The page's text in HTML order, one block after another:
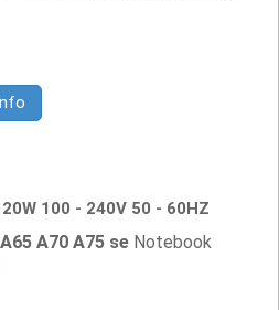
100 - 240V 50 - 60HZ
A70 A75 se Notebook